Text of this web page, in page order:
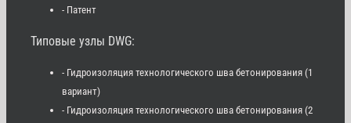
- Патент
Типовые узлы DWG:
- Гидроизоляция технологического шва бетонирования (1
вариант)
- Гидроизоляция технологического шва бетонирования (2